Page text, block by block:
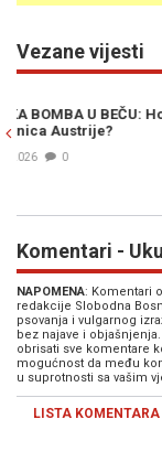
Vezane vijesti
BIVŠA
jesu li i
Komentari -
NAPOMENA: Komentari
redakcije Slobodna
psovanja i vulgarnog
bez najave i
obrisati sve komentare
mogućnost da među
u suprotnosti sa vašim
LISTA KOMENTARA